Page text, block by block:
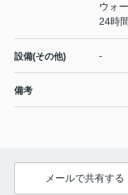
ウォ
24時
設備(その他) -
備考
メールで共有する